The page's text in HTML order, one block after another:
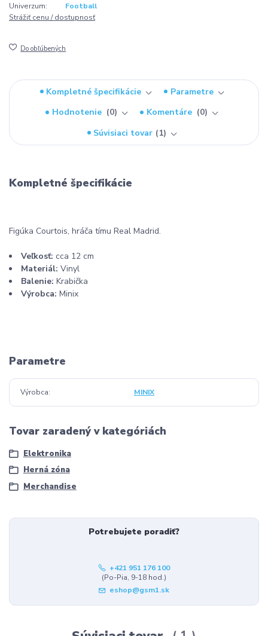
Univerzum:
Football
Strážiť cenu / dostupnosť
Do obľúbených
Kompletné špecifikácie
Parametre
Hodnotenie
0 Komentáre
0
Súvisiaci tovar
1
Kompletné špecifikácie
Figúka Courtois, hráča tímu Real Madrid.
Veľkosť: cca 12 cm
Materiál: Vinyl
Balenie: Krabička
Výrobca: Minix
Parametre
Výrobca MINIX
Tovar zaradený v kategóriách
Elektronika
Herná zóna
Merchandise
Potrebujete poradiť?
+421 951 176 100
(Po-Pia, 9-18 hod.)
eshop@gsm1.sk